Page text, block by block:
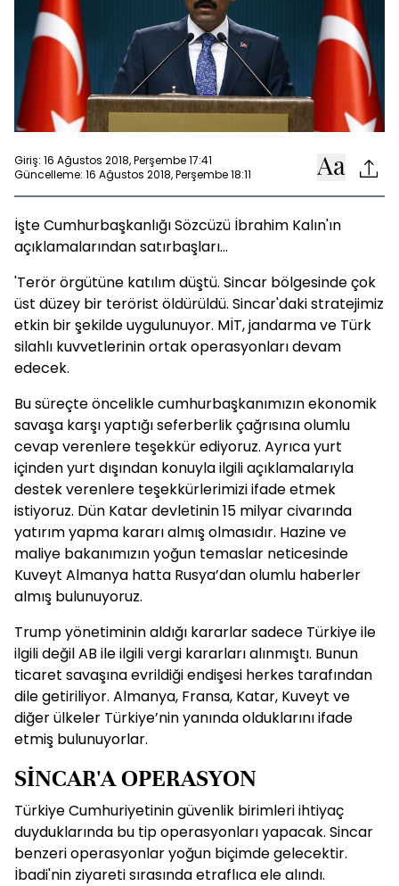
Giriş: 16 Ağustos 2018, Perşembe 17:41
Güncelleme: 16 Ağustos 2018, Perşembe 18:11
İşte Cumhurbaşkanlığı Sözcüzü İbrahim Kalın'ın
açıklamalarından satırbaşları...
'Terör örgütüne katılım düştü. Sincar bölgesinde çok
üst düzey bir terörist öldürüldü. Sincar'daki stratejimiz
etkin bir şekilde uygulunuyor. MİT, jandarma ve Türk
silahlı kuvvetlerinin ortak operasyonları devam
edecek.
Bu süreçte öncelikle cumhurbaşkanımızın ekonomik
savaşa karşı yaptığı seferberlik çağrısına olumlu
cevap verenlere teşekkür ediyoruz. Ayrıca yurt
içinden yurt dışından konuyla ilgili açıklamalarıyla
destek verenlere teşekkürlerimizi ifade etmek
istiyoruz. Dün Katar devletinin 15 milyar civarında
yatırım yapma kararı almış olmasıdır. Hazine ve
maliye bakanımızın yoğun temaslar neticesinde
Kuveyt Almanya hatta Rusya’dan olumlu haberler
almış bulunuyoruz.
Trump yönetiminin aldığı kararlar sadece Türkiye ile
ilgili değil AB ile ilgili vergi kararları alınmıştı. Bunun
ticaret savaşına evrildiği endişesi herkes tarafından
dile getiriliyor. Almanya, Fransa, Katar, Kuveyt ve
diğer ülkeler Türkiye’nin yanında olduklarını ifade
etmiş bulunuyorlar.
SİNCAR'A OPERASYON
Türkiye Cumhuriyetinin güvenlik birimleri ihtiyaç
duyduklarında bu tip operasyonları yapacak. Sincar
benzeri operasyonlar yoğun biçimde gelecektir.
İbadi'nin ziyareti sırasında etraflıca ele alındı.